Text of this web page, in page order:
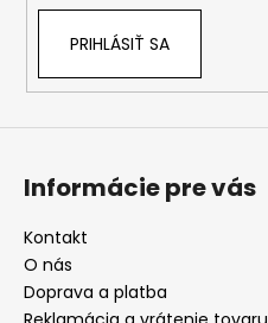
PRIHLÁSIŤ SA
Informácie pre vás
Kontakt
O nás
Doprava a platba